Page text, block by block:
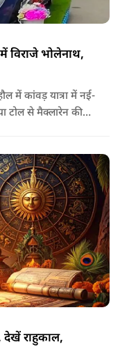
भोलेनाथ,
में कांवड़ यात्रा में नई-
टोल से मैक्लारेन की
देखें राहुकाल,